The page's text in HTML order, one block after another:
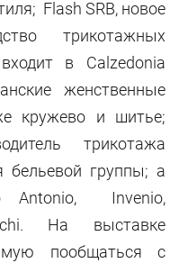
Flash SRB, новое
трикотажных
в Calzedonia
женственные
кружево и шитье;
трикотажа
бельевой группы; а
Antonio, Invenio,
На выставке
пообщаться с